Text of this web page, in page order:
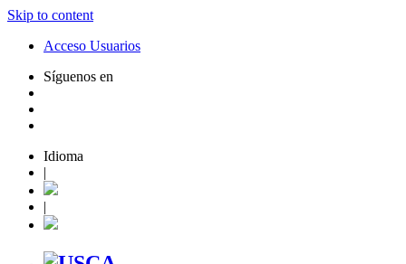
Skip to content
Acceso Usuarios
Síguenos en
Idioma
|
|